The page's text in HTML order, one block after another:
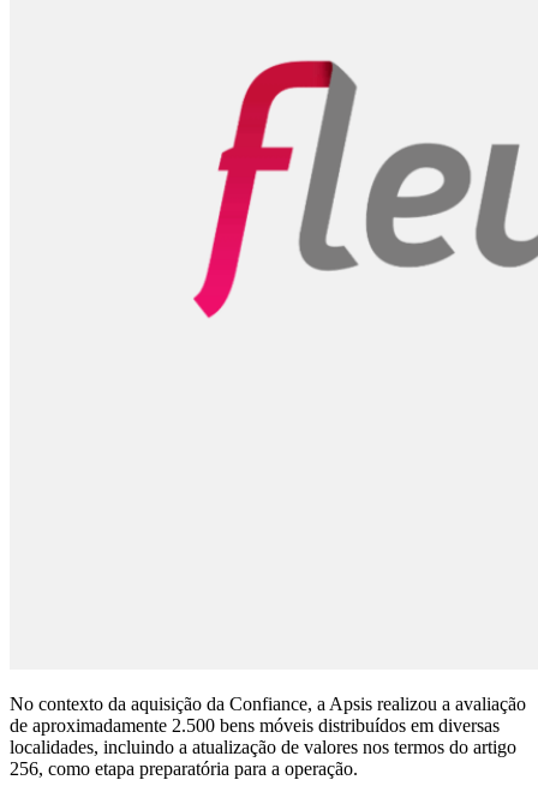
No contexto da aquisição da Confiance, a Apsis realizou a avaliação
de aproximadamente 2.500 bens móveis distribuídos em diversas
localidades, incluindo a atualização de valores nos termos do artigo
256, como etapa preparatória para a operação.